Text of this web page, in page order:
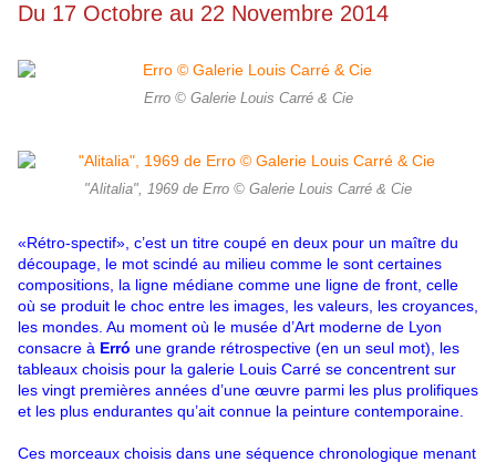
Du 17 Octobre au 22 Novembre 2014
Erro © Galerie Louis Carré & Cie
"Alitalia", 1969 de Erro © Galerie Louis Carré & Cie
«Rétro-spectif», c’est un titre coupé en deux pour un maître du
découpage, le mot scindé au milieu comme le sont certaines
compositions, la ligne médiane comme une ligne de front, celle
où se produit le choc entre les images, les valeurs, les croyances,
les mondes. Au moment où le musée d’Art moderne de Lyon
consacre à Erró une grande rétrospective (en un seul mot), les
tableaux choisis pour la galerie Louis Carré se concentrent sur
les vingt premières années d’une œuvre parmi les plus prolifiques
et les plus endurantes qu’ait connue la peinture contemporaine.
Ces morceaux choisis dans une séquence chronologique menant